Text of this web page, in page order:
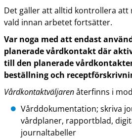
Det gäller att alltid kontrollera
vald innan arbetet fortsätter.
Var noga med att endast
planerade vårdkontakt där
till den planerade
beställning och
Vårdkontaktväljarenåterfinns i
Vårddokumentation; skriva
vårdplaner, rapportblad,
journaltabeller